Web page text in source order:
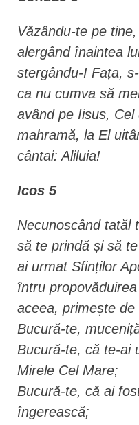
Văzându-te pe
alergând înaintea
stergându-I Fața,
ca nu cumva să
având pe Iisus,
mahramă, la El
cântai: Aliluia!
Icos 5
Necunoscând tatăl
să te prindă și să
ai urmat Sfinților
întru
aceea, primește
Bucură-te,
Bucură-te, că te-ai
Mirele Cel Mare;
Bucură-te, că ai
îngerească;